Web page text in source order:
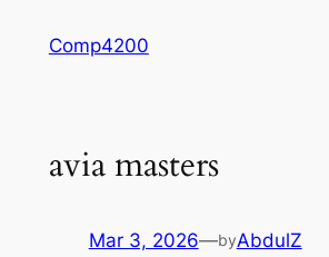
Comp4200
avia masters
Mar 3, 2026—byAbdulZ